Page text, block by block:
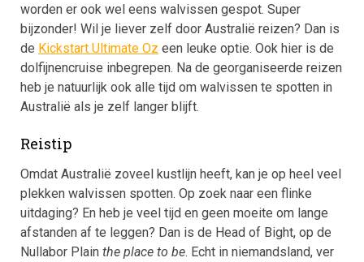
worden er ook wel eens walvissen gespot. Super
bijzonder! Wil je liever zelf door Australië reizen? Dan is
de Kickstart Ultimate Oz een leuke optie. Ook hier is de
dolfijnencruise inbegrepen. Na de georganiseerde reizen
heb je natuurlijk ook alle tijd om walvissen te spotten in
Australië als je zelf langer blijft.
Reistip
Omdat Australië zoveel kustlijn heeft, kan je op heel veel
plekken walvissen spotten. Op zoek naar een flinke
uitdaging? En heb je veel tijd en geen moeite om lange
afstanden af te leggen? Dan is de Head of Bight, op de
Nullabor Plain the place to be. Echt in niemandsland, ver